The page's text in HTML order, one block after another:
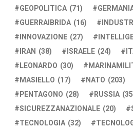
GEOPOLITICA (71)
GUERRAIBRIDA (16)
INNOVAZIONE (27)
IRAN (38) ISRAELE (24)
LEONARDO (30)
MASIELLO (17) NATO (203)
PENTAGONO (28) RUSSIA
SICUREZZANAZIONALE (20)
TECNOLOGIA (32)